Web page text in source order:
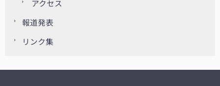
アクセス
報道発表
リンク集